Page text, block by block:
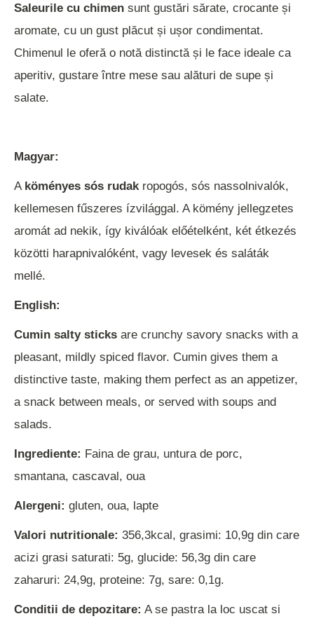
Saleurile cu chimen sunt gustări sărate, crocante și
aromate, cu un gust plăcut și ușor condimentat.
Chimenul le oferă o notă distinctă și le face ideale ca
aperitiv, gustare între mese sau alături de supe și
salate.
Magyar:
A köményes sós rudakropogós, sós nassolnivalók,
kellemesen fűszeres ízvilággal. A kömény jellegzetes
aromát ad nekik, így kiválóak előételként, két étkezés
közötti harapnivalóként, vagy levesek és saláták
mellé.
English:
Cumin salty sticks are crunchy savory snacks with a
pleasant, mildly spiced flavor. Cumin gives them a
distinctive taste, making them perfect as an appetizer,
a snack between meals, or served with soups and
salads.
Ingrediente: Faina de grau, untura de porc,
smantana, cascaval, oua
Alergeni: gluten, oua, lapte
Valori nutritionale: 356,3kcal, grasimi: 10,9g din care
acizi grasi saturati: 5g, glucide: 56,3g din care
zaharuri: 24,9g, proteine: 7g, sare: 0,1g.
Conditii de depozitare: A se pastra la loc uscat si